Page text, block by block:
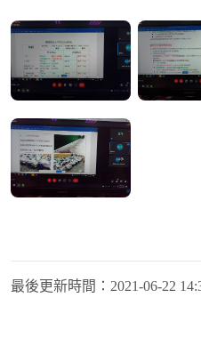
最後更新時間： 2021-06-22